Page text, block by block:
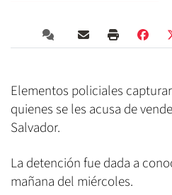
Elementos policiales
quienes se les acusa de
Salvador.
La detención fue dada a
mañana del miércoles.